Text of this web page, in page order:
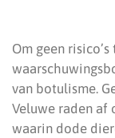
Om geen
van botulisme.
Veluwe raden af
waarin dode